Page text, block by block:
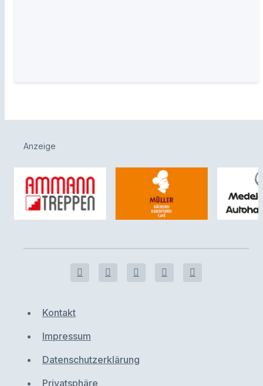
Anzeige
Kontakt
Impressum
Datenschutzerklärung
Privatsphäre